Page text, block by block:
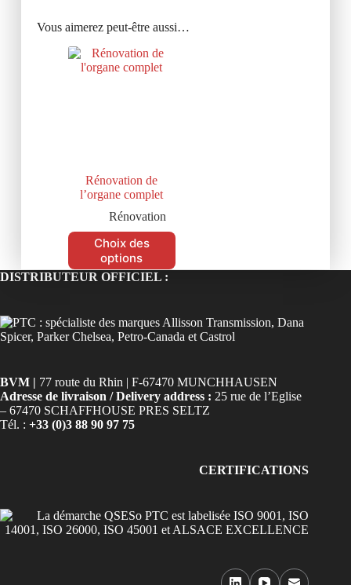
Vous aimerez peut-être aussi…
Rénovation de
l’organe complet
Rénovation
Choix des
options
DISTRIBUTEUR OFFICIEL :
BVM | 77 route du Rhin | F-67470 MUNCHHAUSEN
Adresse de livraison / Delivery address : 25 rue de l’Eglise
– 67470 SCHAFFHOUSE PRES SELTZ
Tél. : +33 (0)3 88 90 97 75
CERTIFICATIONS